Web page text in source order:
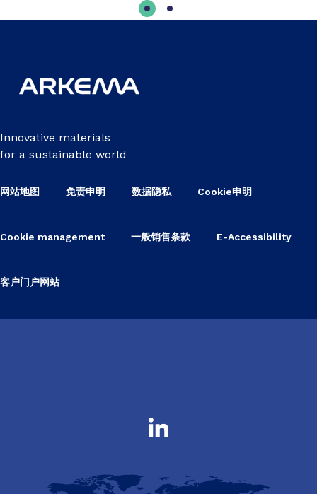
Innovative materials
for a sustainable world
网站地图 免责申明 数据隐私 Cookie申明
Cookie management 一般销售条款 E-Accessibility
客户门户网站